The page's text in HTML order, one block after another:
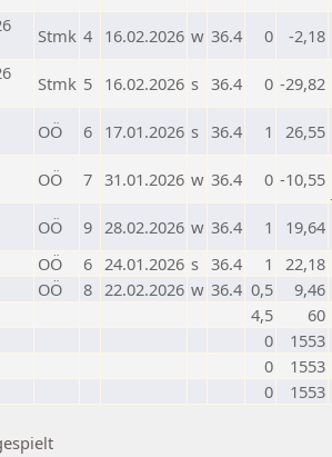
Stmk 4 16.02.2026 w 36.4 0 -2,18
Stmk 5 16.02.2026 s 36.4 0 -29,82
OÖ 6 17.01.2026 s 36.4 1 26,55
OÖ 7 31.01.2026 w 36.4 0 -10,55
OÖ 9 28.02.2026 w 36.4 1 19,64
OÖ 6 24.01.2026 s 36.4 1 22,18
OÖ 8 22.02.2026 w 36.4 0,5 9,46
4,5
60
0
1553
0
1553
0
1553